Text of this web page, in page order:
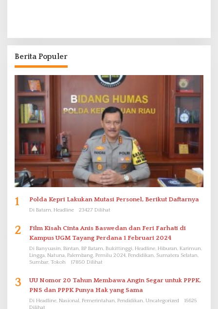
Berita Populer
1 Polda Kepri Lakukan Mutasi Personel, Berikut Daftarnya
Di Batam, Headline 23427 Dilihat
2
Film Kisah Cinta Anis Baswedan dan Feri Farhati di
Kampus UGM Tayang Perdana 1 Februari 2024
Di Banyuasin, Bintan, BP Batam, Bukittinggi, Headline, Hiburan, Karimun,
Lingga, Natuna, Palembang, Pemilu 2024, Pendidikan, Sumatera Selatan,
Sumbar, Tokoh
17850 Dilihat
3
UU Nomor 20 Tahun Membawa Angin Segar untuk PPPK.
PNS dan PPPK Punya Hak yang Sama
Di Headline, Nasional, Pemerintahan, Pendidikan, Uncategorized
15625
Dilihat